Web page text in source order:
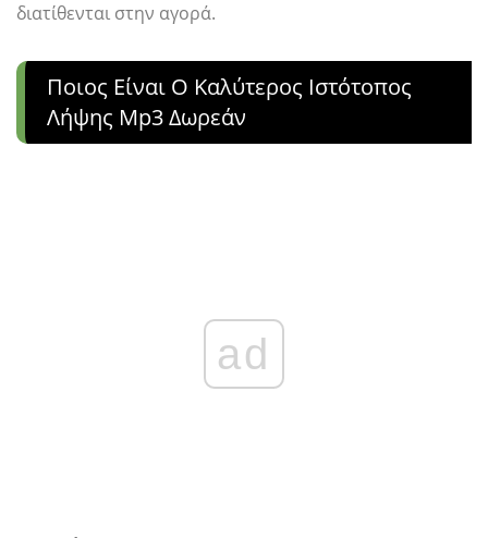
διατίθενται στην αγορά.
Ποιος Είναι Ο Καλύτερος Ιστότοπος
Λήψης Mp3 Δωρεάν
ad